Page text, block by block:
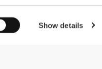
Show details